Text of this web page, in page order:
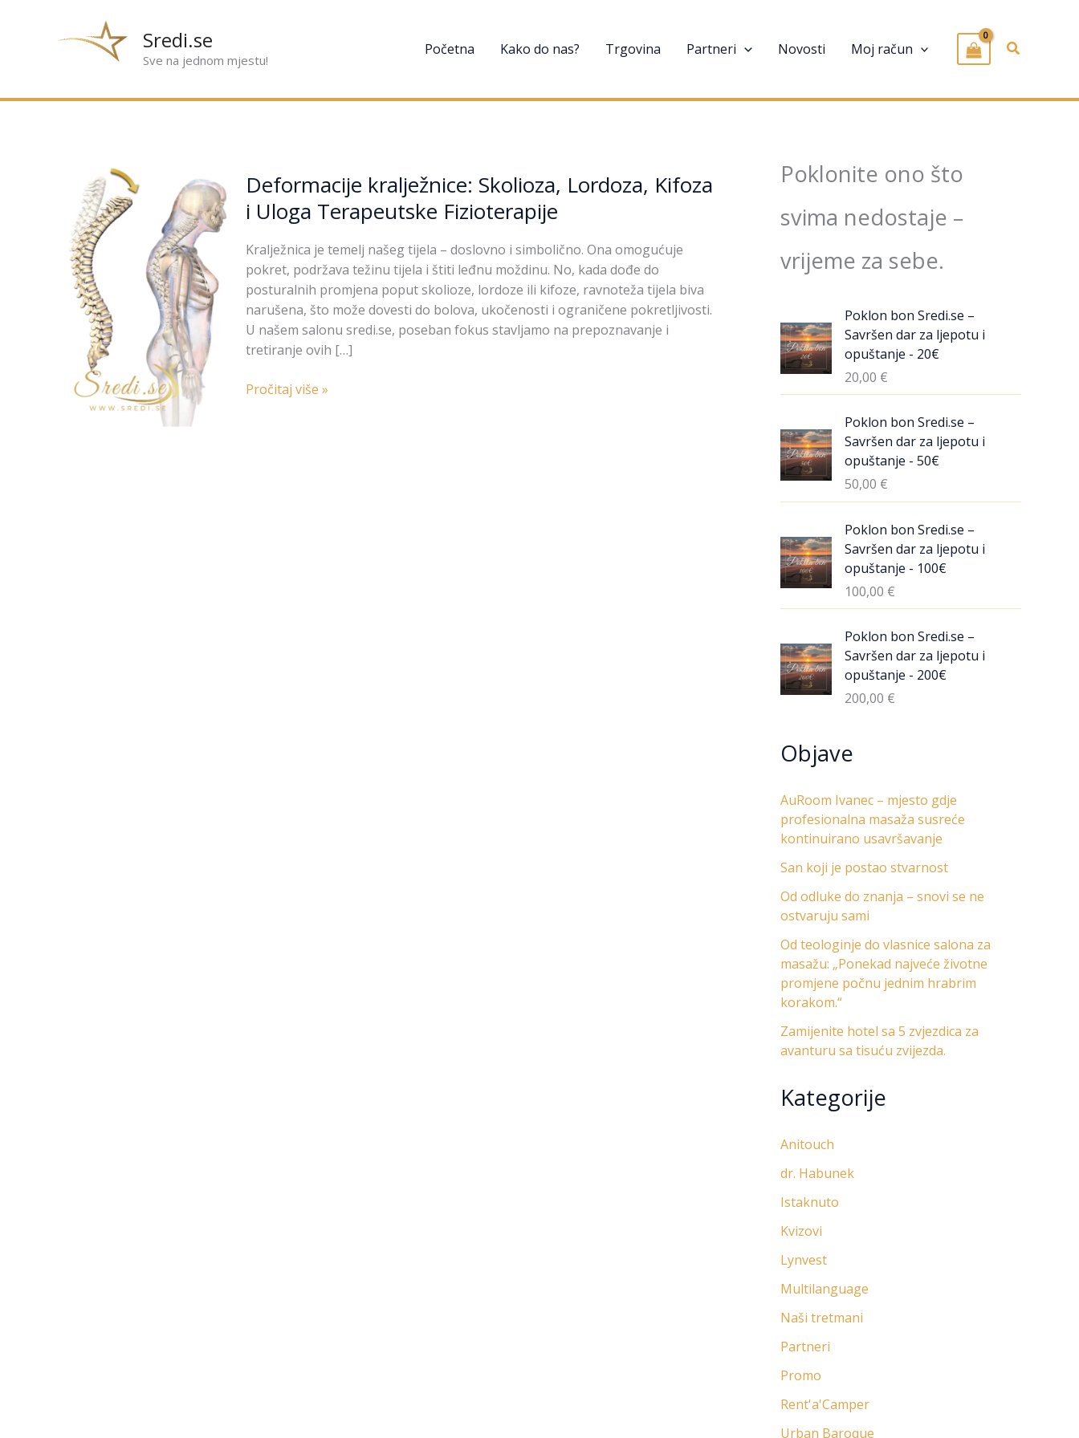
Sredi.se
Sve na jednom mjestu!
Početna Kako do nas? Trgovina Partneri Novosti Moj račun
Deformacije kralježnice: Skolioza, Lordoza, Kifoza
i Uloga Terapeutske Fizioterapije
Kralježnica je temelj našeg tijela – doslovno i simbolično. Ona omogućuje
pokret, podržava težinu tijela i štiti leđnu moždinu. No, kada dođe do
posturalnih promjena poput skolioze, lordoze ili kifoze, ravnoteža tijela biva
narušena, što može dovesti do bolova, ukočenosti i ograničene pokretljivosti.
U našem salonu sredi.se, poseban fokus stavljamo na prepoznavanje i
tretiranje ovih […]
kralježnice:
Skolioza,
Lordoza,
Kifoza
Uloga
Terapeutske
Fizioterapije
Pročitaj više »
Poklonite ono što
svima nedostaje –
vrijeme za sebe.
Poklon bon Sredi.se –
Savršen dar za ljepotu i
opuštanje - 20€
20,00 €
Poklon bon Sredi.se –
Savršen dar za ljepotu i
opuštanje - 50€
50,00 €
Poklon bon Sredi.se –
Savršen dar za ljepotu i
opuštanje - 100€
100,00 €
Poklon bon Sredi.se –
Savršen dar za ljepotu i
opuštanje - 200€
200,00 €
Objave
AuRoom Ivanec – mjesto gdje
profesionalna masaža susreće
kontinuirano usavršavanje
San koji je postao stvarnost
Od odluke do znanja – snovi se ne
ostvaruju sami
Od teologinje do vlasnice salona za
masažu: „Ponekad najveće životne
promjene počnu jednim hrabrim
korakom.“
Zamijenite hotel sa 5 zvjezdica za
avanturu sa tisuću zvijezda.
Kategorije
Anitouch
dr. Habunek
Istaknuto
Kvizovi
Lynvest
Multilanguage
Naši tretmani
Partneri
Promo
Rent'a'Camper
Urban Baroque